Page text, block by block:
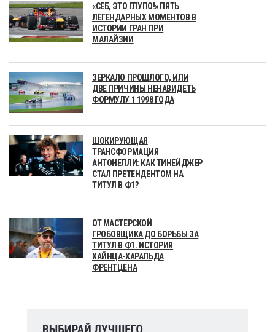
«СЕБ, ЭТО ГЛУПО!» ПЯТЬ
ЛЕГЕНДАРНЫХ МОМЕНТОВ В
ИСТОРИИ ГРАН ПРИ
МАЛАЙЗИИ
ЗЕРКАЛО ПРОШЛОГО, ИЛИ
ДВЕ ПРИЧИНЫ НЕНАВИДЕТЬ
ФОРМУЛУ 1 1998 ГОДА
ШОКИРУЮЩАЯ
ТРАНСФОРМАЦИЯ
АНТОНЕЛЛИ: КАК ТИНЕЙДЖЕР
СТАЛ ПРЕТЕНДЕНТОМ НА
ТИТУЛ В Ф1?
ОТ МАСТЕРСКОЙ
ГРОБОВЩИКА ДО БОРЬБЫ ЗА
ТИТУЛ В Ф1. ИСТОРИЯ
ХАЙНЦА-ХАРАЛЬДА
ФРЕНТЦЕНА